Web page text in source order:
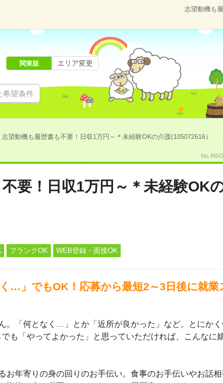
志望動機も
希望条件
関東版 エリア変更
志望動機も履歴書も不要！日収1万円～＊未経験OKの介護(105072616）
要！日収1万円～＊未経験OK
ブランクOK WEB登録・面接OK
…」でもOK！応募から最短2～3日後に就業
。「何となく…」とか「近所が良かった」など。とにかく
も「やってよかった」と思っていただければ、こんなに
お年寄りの身の回りのお手伝い。食事のお手伝いやお話相